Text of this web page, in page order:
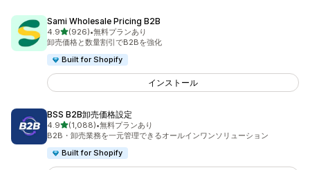
Sami Wholesale Pricing B2B
4.95つ星中
(926)
合計レビュー数：926件
•無料プランあり
卸売価格と数量割引でB2Bを強化
Built for Shopify
インストール
BSS B2B卸売価格設定
4.95つ星中
(1,088)
合計レビュー数：1088件
•無料プランあり
B2B・卸売業務を一元管理できるオールインワンソリューション
Built for Shopify